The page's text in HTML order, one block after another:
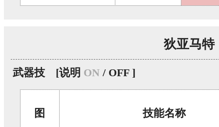
狄亚马特
武器技 [说明 ON / OFF ]
图 技能名称